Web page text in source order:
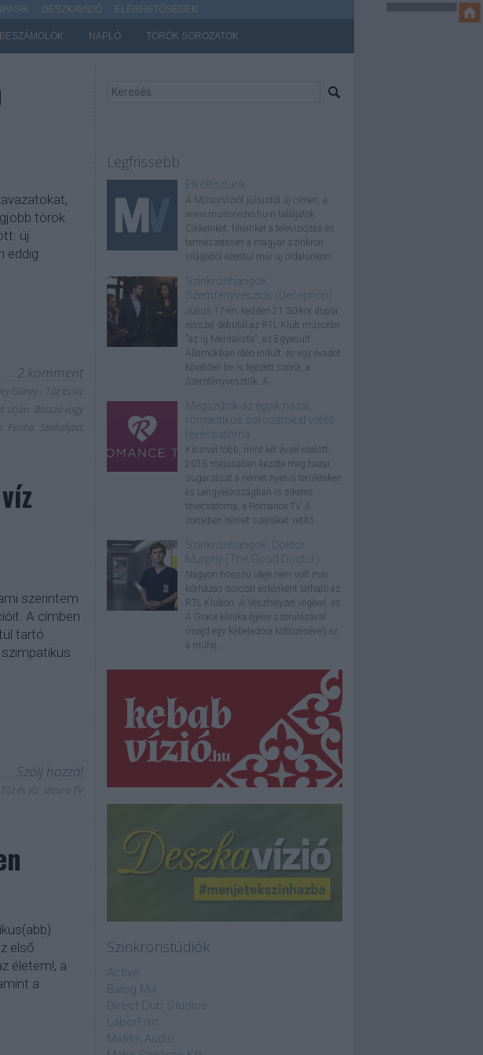
BESZÁMOLÓK NAPLÓ TÖRÖK SOROZATOK
DESZKAVÍZIÓ ELÉRHETŐSÉGEK
török
új
eddig
2komment
Güney - Tűz és víz
útján Bosszú vagy
Feriha Szívhelyzet
szerintem
A címben
tartó
szimpatikus
Szólj hozzá!
és víz Izaura TV
első
életem!, a
a
Legfrissebb
Elköltöztünk
A MűsorVíziót júliustól új címen, a
www.musorvizio.hu-n találjátok.
Cikkeinket, híreinket a televíziózás és
természetesen a magyar szinkron
világából ezentúl már új oldalunkon...
Szinkronhangok:
Szemfényvesztők (Deception)
Július 17-én, kedden 21.30-kor dupla
résszel debütál az RTL Klub műsorán
"az új Mentalista", az Egyesült
Államokban idén indult, és egy évadot
követően be is fejezett széria, a
Szemfényvesztők. A...
Megszűnik az egyik hazai,
romantikus sorozatokat vetítő
tévécsatorna
Kicsivel több, mint két évvel ezelőtt,
2016 májusában kezdte meg hazai
sugárzását a német nyelvű területeken
és Lengyelországban is sikeres
tévécsatorna, a Romance TV. A
zömében német szériákat vetítő...
Szinkronhangok: Doktor
Murphy (The Good Doctor)
Nagyon hosszú ideje nem volt már
kórházas sorozat esténként látható az
RTL Klubon. A Vészhelyzet végével, és
A Grace klinika éjjelre szorulásával
(majd egy kábeladóra költözésével) ez
a műfaj...
Szinkronstúdiók
Active
Balog Mix
Direct Dub Studios
LaborFilm
Mafilm Audio